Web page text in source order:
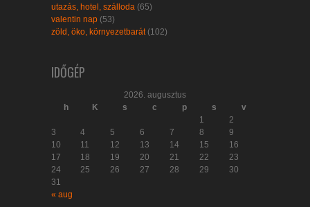
utazás, hotel, szálloda (65)
valentin nap (53)
zöld, öko, környezetbarát(102)
IDŐGÉP
2026. augusztus
h
K s c p s
v
1
2
3
4 5 6 7 8
9
10
11 12 13 14 15
16
17
18 19 20 21 22
23
24
25 26 27 28 29
30
31
« aug